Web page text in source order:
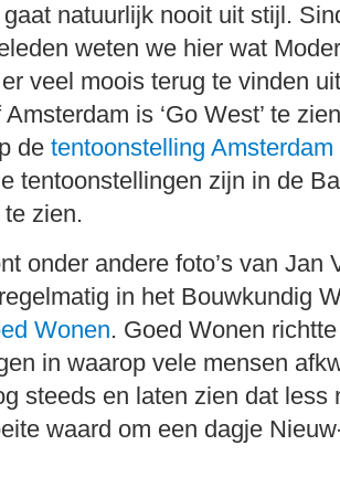
natuurlijk nooit uit stijl.
weten we hier wat
veel moois terug te vinden
is ‘Go West’ te
de tentoonstelling
tentoonstellingen zijn in de
zien.
onder andere foto’s van Jan
in het Bouwkundig
Wonen. Goed Wonen
in waarop vele mensen
steeds en laten zien dat less
waard om een dagje